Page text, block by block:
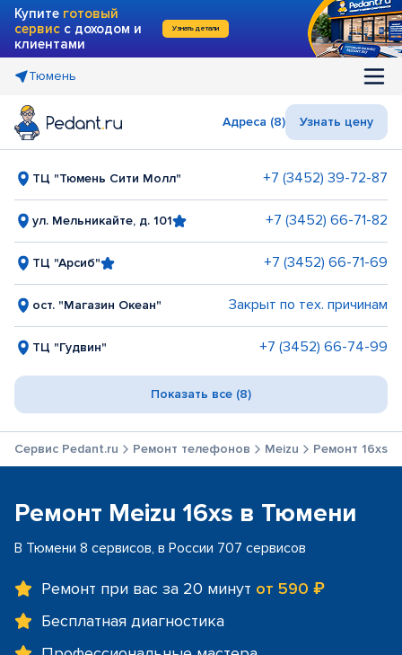
Купите готовый
сервис с доходом и
клиентами
Узнать детали
Тюмень
Адреса (8) Узнать цену
ТЦ "Тюмень Сити Молл" +7 (3452) 39-72-87
ул. Мельникайте, д. 101 +7 (3452) 66-71-82
ТЦ "Арсиб" +7 (3452) 66-71-69
ост. "Магазин Океан" Закрыт по тех. причинам
ТЦ "Гудвин" +7 (3452) 66-74-99
Показать все (8)
Сервис Pedant.ru Ремонт телефонов Meizu Ремонт 16xs
Ремонт Meizu 16xs в Тюмени
В Тюмени 8 сервисов, в России 707 сервисов
Ремонт при вас за 20 минут от 590 ₽
Бесплатная диагностика